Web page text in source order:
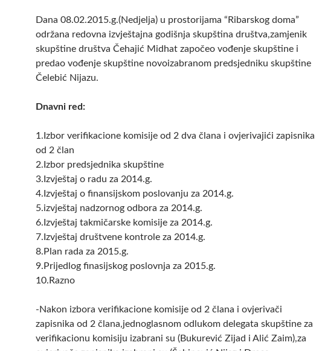
Dana 08.02.2015.g.(Nedjelja) u prostorijama “Ribarskog doma”
održana redovna izvještajna godišnja skupština društva,zamjenik
skupštine društva Čehajić Midhat započeo vođenje skupštine i
predao vođenje skupštine novoizabranom predsjedniku skupštine
Čelebić Nijazu.
Dnavni red:
1.Izbor verifikacione komisije od 2 dva člana i ovjerivajići zapisnika
od 2 član
2.Izbor predsjednika skupštine
3.Izvještaj o radu za 2014.g.
4.Izvještaj o finansijskom poslovanju za 2014.g.
5.izvještaj nadzornog odbora za 2014.g.
6.Izvještaj takmičarske komisije za 2014.g.
7.Izvještaj društvene kontrole za 2014.g.
8.Plan rada za 2015.g.
9.Prijedlog finasijskog poslovnja za 2015.g.
10.Razno
-Nakon izbora verifikacione komisije od 2 člana i ovjerivači
zapisnika od 2 člana,jednoglasnom odlukom delegata skupštine za
verifikacionu komisiju izabrani su (Bukurević Zijad i Alić Zaim),za